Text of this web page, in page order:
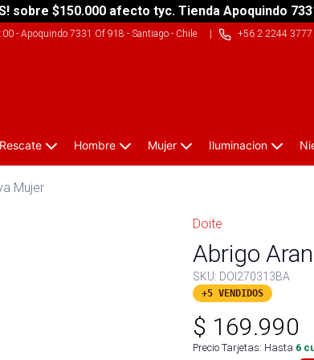
sobre $150.000 afecto tyc. Tienda Apoquindo
- Apoquindo 7331 Of 918 - Santiago - Chile| +56 2 2244 3777
Hombre Mujer Iluminacion
Mujer
Doite
Abrigo
SKU: DOI270313BA
+5 VENDIDOS
$ 169.990
Precio Tarjetas: Hasta 6